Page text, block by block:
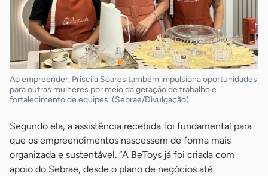
Ao empreender, Priscila Soares também impulsiona oportunidades
para outras mulheres por meio da geração de trabalho e
fortalecimento de equipes. (Sebrae/Divulgação).
Segundo ela, a assistência recebida foi fundamental para
que os empreendimentos nascessem de forma mais
organizada e sustentável. “A BeToys já foi criada com
apoio do Sebrae, desde o plano de negócios até